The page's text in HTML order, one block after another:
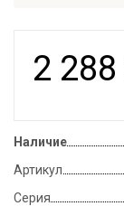
2 288
Наличие
Артикул
Серия